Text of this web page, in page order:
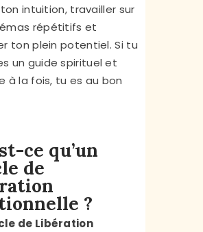
intuition, travailler sur
répétitifs et
ton plein potentiel. Si tu
un guide spirituel et
à la fois, tu es au bon
ce qu’un
de
?
de Libération